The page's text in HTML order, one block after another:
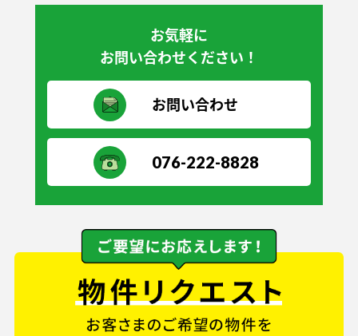
お気軽に
お問い合わせください！
お問い合わせ
076-222-8828